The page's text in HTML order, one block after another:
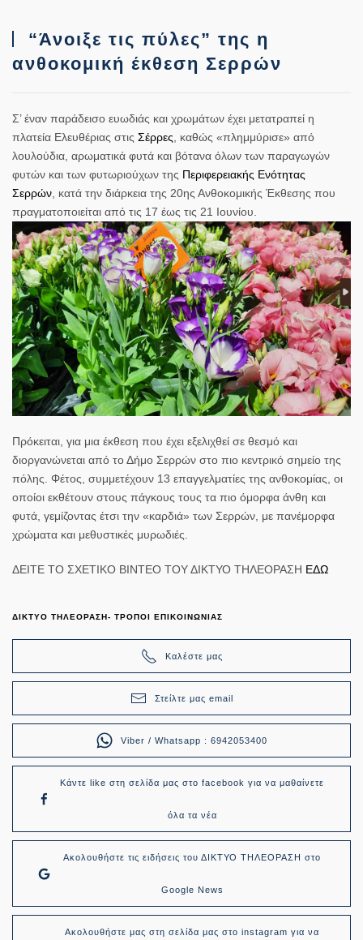
“Άνοιξε τις πύλες” της η
ανθοκομική έκθεση Σερρών
Σ’ έναν παράδεισο ευωδιάς και χρωμάτων έχει μετατραπεί η
πλατεία Ελευθέριας στις Σέρρες , καθώς «πλημμύρισε» από
λουλούδια, αρωματικά φυτά και βότανα όλων των παραγωγών
φυτών και των φυτωριούχων της Περιφερειακής Ενότητας
Σερρών , κατά την διάρκεια της 20ης Ανθοκομικής Έκθεσης που
πραγματοποιείται από τις 17 έως τις 21 Ιουνίου.
Πρόκειται, για μια έκθεση που έχει εξελιχθεί σε θεσμό και
διοργανώνεται από το Δήμο Σερρών στο πιο κεντρικό σημείο της
πόλης. Φέτος, συμμετέχουν 13 επαγγελματίες της ανθοκομίας, οι
οποίοι εκθέτουν στους πάγκους τους τα πιο όμορφα άνθη και
φυτά, γεμίζοντας έτσι την «καρδιά» των Σερρών, με πανέμορφα
χρώματα και μεθυστικές μυρωδιές.
ΔΕΙΤΕ ΤΟ ΣΧΕΤΙΚΟ ΒΙΝΤΕΟ ΤΟΥ ΔΙΚΤΥΟ ΤΗΛΕΟΡΑΣΗ ΕΔΩ
ΔΙΚΤΥΟ ΤΗΛΕΟΡΑΣΗ- ΤΡΟΠΟΙ ΕΠΙΚΟΙΝΩΝΙΑΣ
Καλέστε μας
Στείλτε μας email
Viber / Whatsapp : 6942053400
Κάντε like στη σελίδα μας στο facebook για να μαθαίνετε
όλα τα νέα
Ακολουθήστε τις ειδήσεις του ΔΙΚΤΥΟ ΤΗΛΕΟΡΑΣΗ στο
Google News
Ακολουθήστε μας στη σελίδα μας στο instagram για να